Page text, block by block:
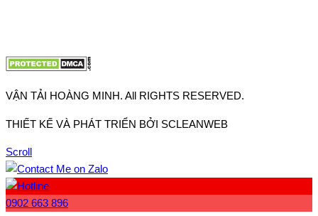
VẬN TẢI HOÀNG MINH. All RIGHTS RESERVED.
THIẾT KẾ VÀ PHÁT TRIỂN BỞI SCLEANWEB
Scroll
0902 663 896